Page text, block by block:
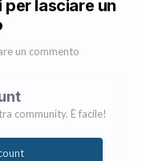
lasciare un
un commento
community. È facile!